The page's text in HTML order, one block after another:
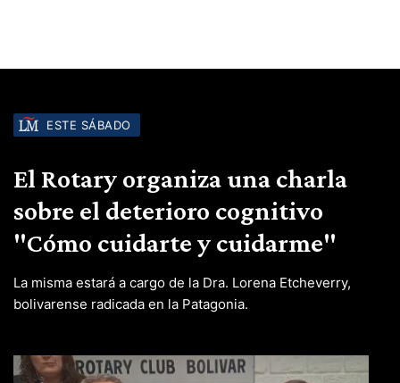
ESTE SÁBADO
El Rotary organiza una charla
sobre el deterioro cognitivo
"Cómo cuidarte y cuidarme"
La misma estará a cargo de la Dra. Lorena Etcheverry,
bolivarense radicada en la Patagonia.